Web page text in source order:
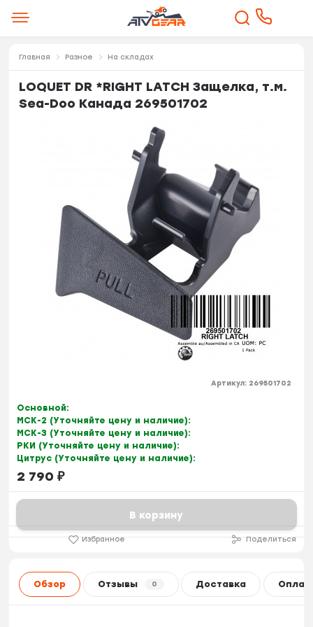
Главная Разное На складах
LOQUET DR *RIGHT LATCH Защелка, т.м.
Sea-Doo Канада 269501702
Артикул: 269501702
Основной:
МСК-2 (Уточняйте цену и наличие):
МСК-3 (Уточняйте цену и наличие):
РКИ (Уточняйте цену и наличие):
Цитрус (Уточняйте цену и наличие):
2 790 ₽
В корзину
Избранное Поделиться
Обзор Отзывы 0 Доставка